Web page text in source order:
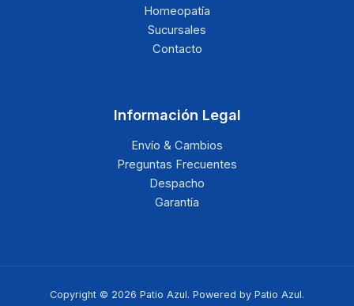
Homeopatía
Sucursales
Contacto
Información Legal
Envío & Cambios
Preguntas Frecuentes
Despacho
Garantía
Copyright © 2026 Patio Azul. Powered by Patio Azul.